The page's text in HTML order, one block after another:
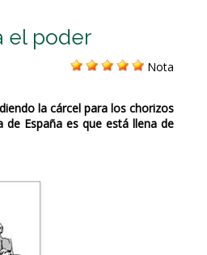
el poder
Nota
la cárcel para los chorizos
España es que está llena de